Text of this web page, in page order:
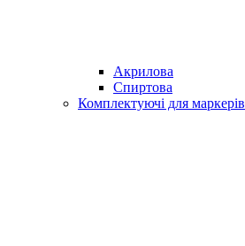
Акрилова
Спиртова
Комплектуючі для маркерів